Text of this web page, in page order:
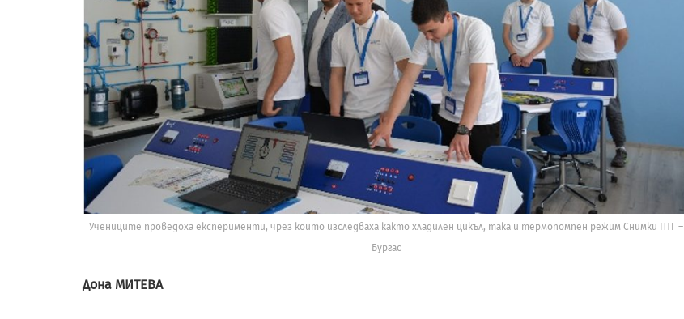
Учениците проведоха експерименти, чрез които изследваха както хладилен цикъл, така и термопомпен режим Снимки ПТГ –
Бургас
Дона МИТЕВА